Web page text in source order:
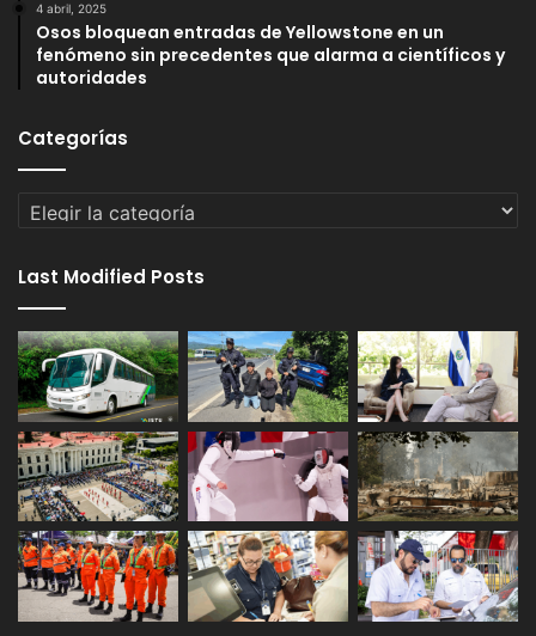
4 abril, 2025
Osos bloquean entradas de Yellowstone en un
fenómeno sin precedentes que alarma a científicos y
autoridades
Categorías
Categorías
Last Modified Posts